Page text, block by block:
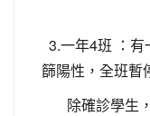
3.一年4班 ：
篩陽性，全班暫
除確診學生，